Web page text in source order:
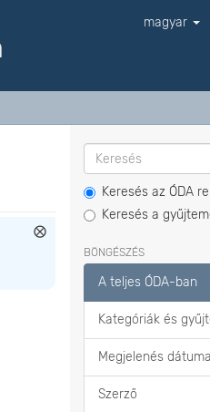
magyar
Keresés az ÓDA
Keresés a
BÖNGÉSZÉS
A teljes ÓDA-ban
Kategóriák és
Megjelenés dátuma
Szerző